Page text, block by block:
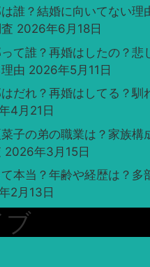
誰？結婚に向いてない理
2026年6月18日
て誰？再婚はしたの？悲
由 2026年5月11日
だれ？再婚はしてる？馴
4月21日
子の弟の職業は？家族構
2026年3月15日
本当？年齢や経歴は？多
2月13日
ブ